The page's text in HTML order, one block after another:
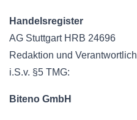
Handelsregister
AG Stuttgart HRB 24696
Redaktion und Verantwortlich
i.S.v. §5 TMG:
Biteno GmbH